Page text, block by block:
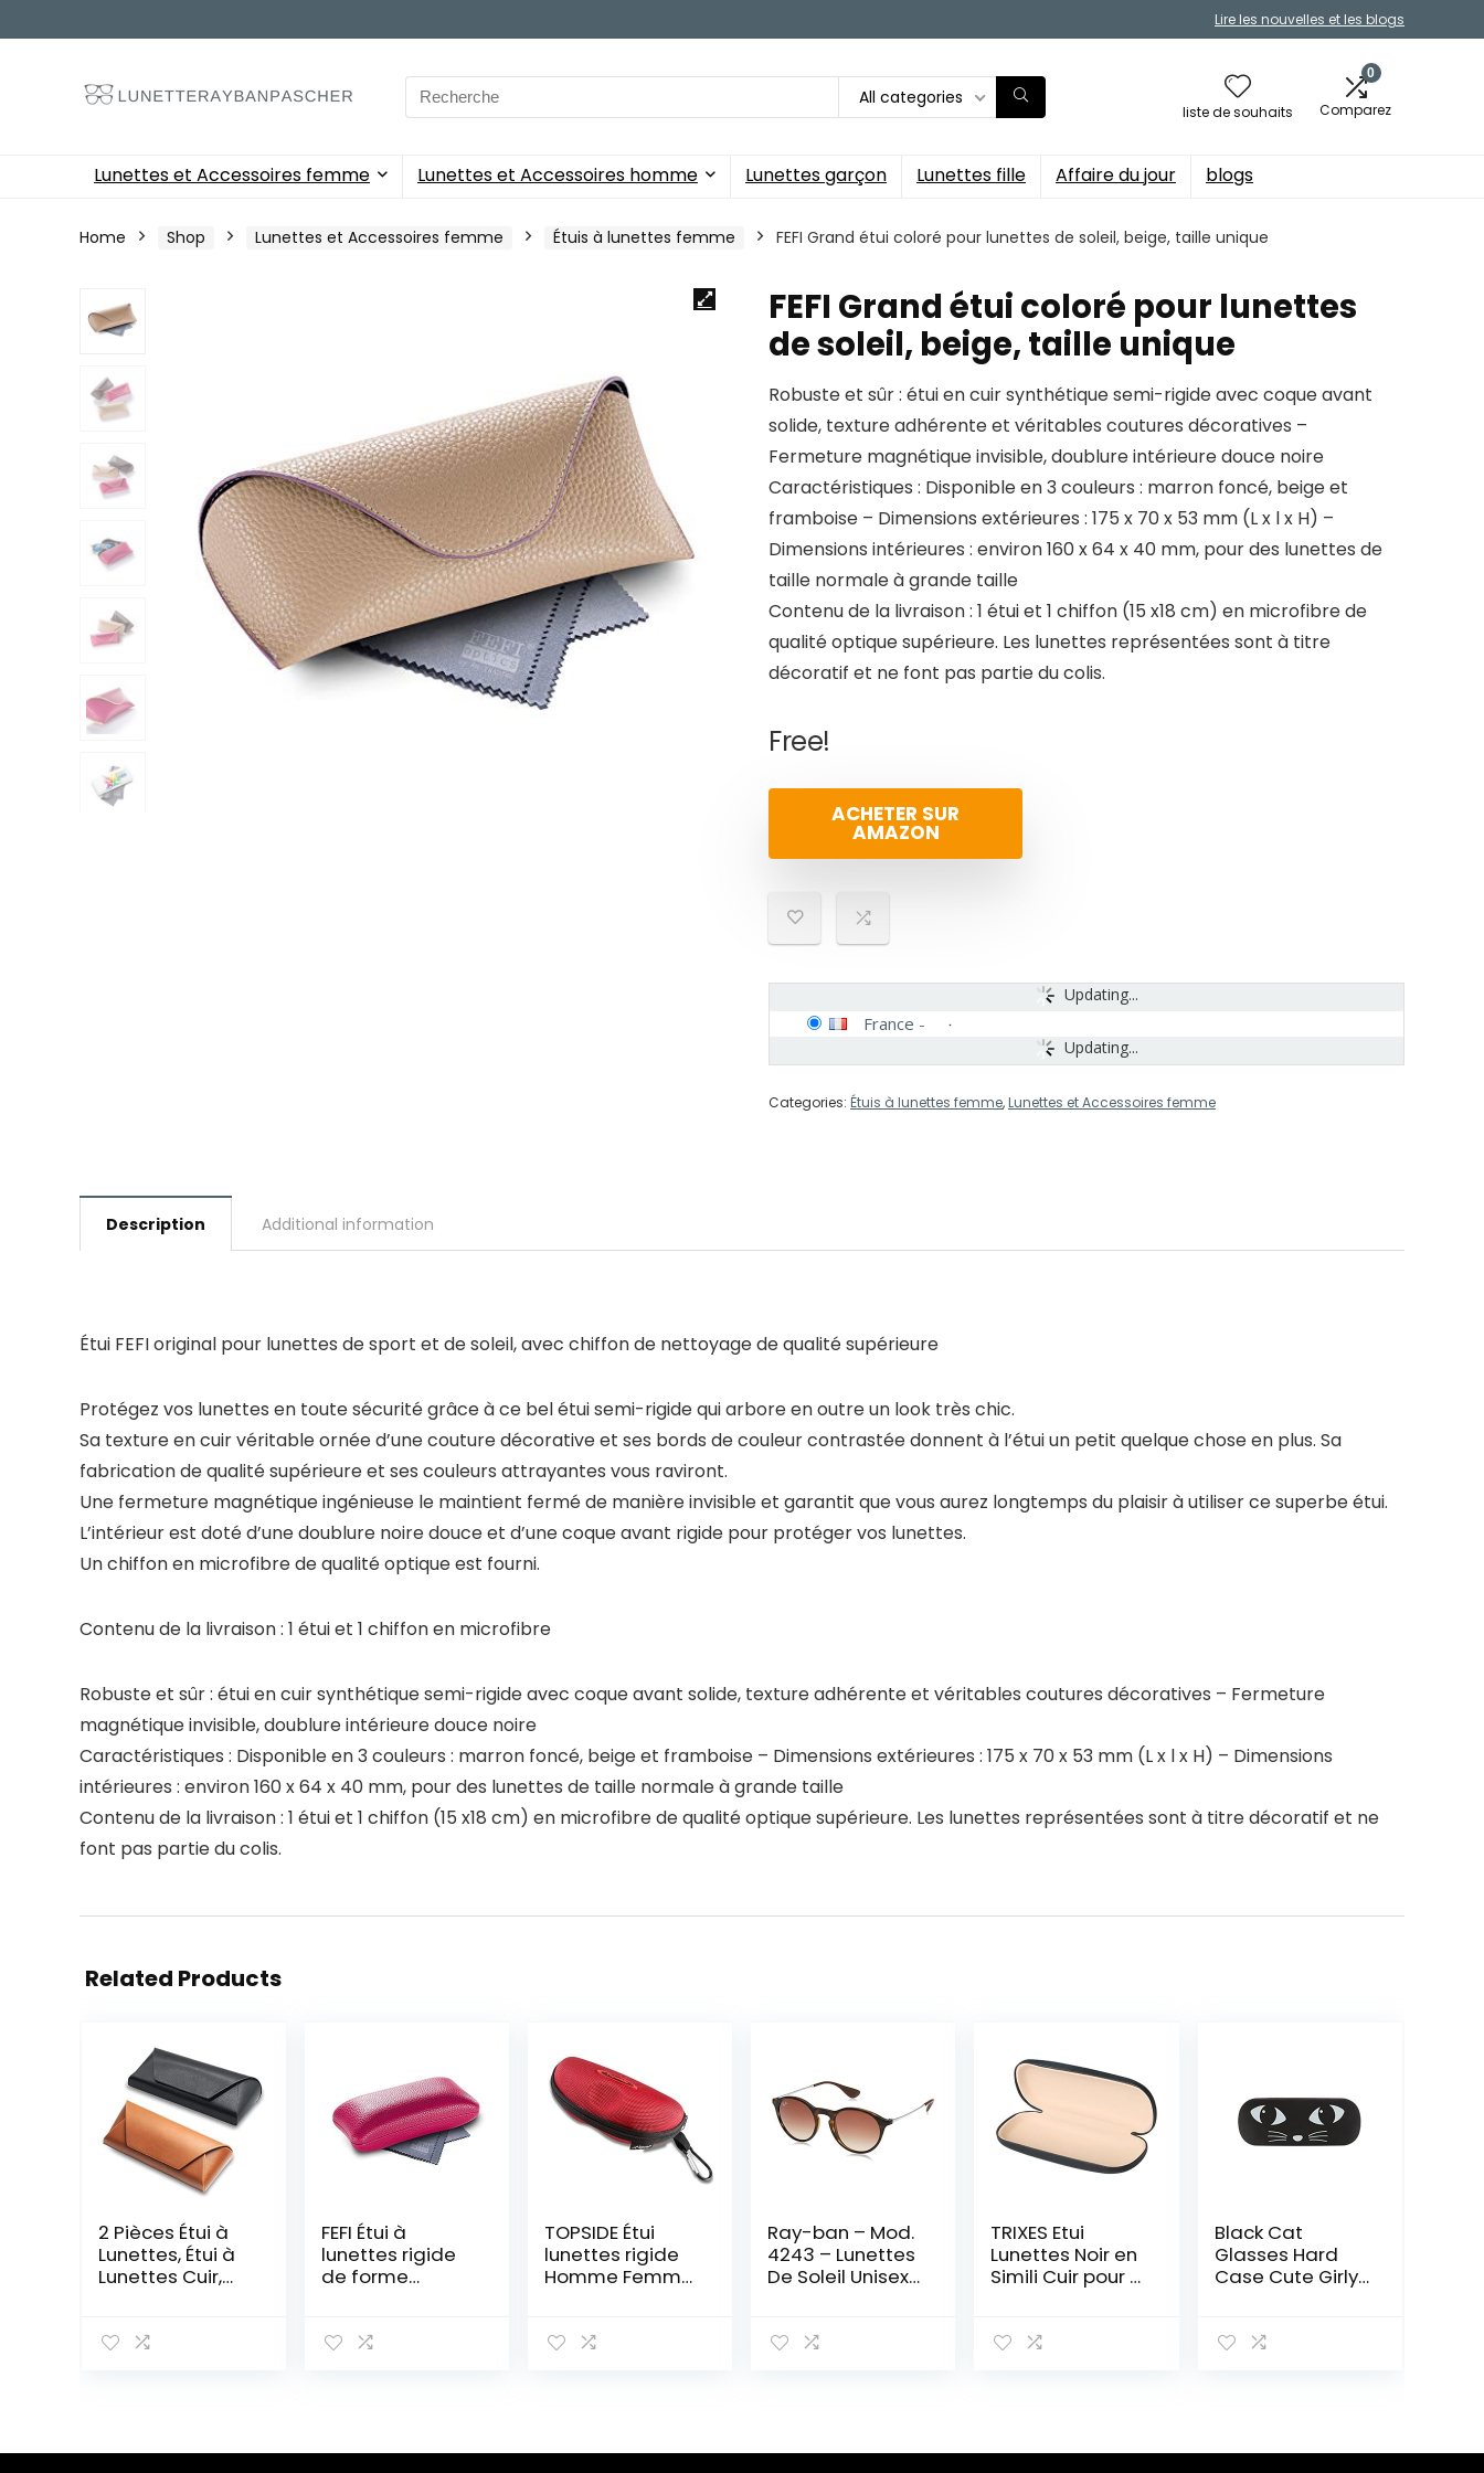
Lire les nouvelles et les blogs
Search
for:
All categories
liste de souhaits
0
Comparez
Lunettes et Accessoires femme Lunettes et Accessoires homme Lunettes garçon Lunettes fille Affaire du jour blogs
Home Shop Lunettes et Accessoires femme Étuis à lunettes femme FEFI Grand étui coloré pour lunettes de soleil, beige, taille unique
FEFI Grand étui coloré pour lunettes
de soleil, beige, taille unique
Robuste et sûr : étui en cuir synthétique semi-rigide avec coque avant
solide, texture adhérente et véritables coutures décoratives –
Fermeture magnétique invisible, doublure intérieure douce noire
Caractéristiques : Disponible en 3 couleurs : marron foncé, beige et
framboise – Dimensions extérieures : 175 x 70 x 53 mm (L x l x H) –
Dimensions intérieures : environ 160 x 64 x 40 mm, pour des lunettes de
taille normale à grande taille
Contenu de la livraison : 1 étui et 1 chiffon (15 x18 cm) en microfibre de
qualité optique supérieure. Les lunettes représentées sont à titre
décoratif et ne font pas partie du colis.
Free!
ACHETER SUR
AMAZON
Updating...
Updating...
France -
Categories: Étuis à lunettes femme,Lunettes et Accessoires femme
Description Additional information
Étui FEFI original pour lunettes de sport et de soleil, avec chiffon de nettoyage de qualité supérieure
Protégez vos lunettes en toute sécurité grâce à ce bel étui semi-rigide qui arbore en outre un look très chic.
Sa texture en cuir véritable ornée d’une couture décorative et ses bords de couleur contrastée donnent à l’étui un petit quelque chose en plus. Sa
fabrication de qualité supérieure et ses couleurs attrayantes vous raviront.
Une fermeture magnétique ingénieuse le maintient fermé de manière invisible et garantit que vous aurez longtemps du plaisir à utiliser ce superbe étui.
L’intérieur est doté d’une doublure noire douce et d’une coque avant rigide pour protéger vos lunettes.
Un chiffon en microfibre de qualité optique est fourni.
Contenu de la livraison : 1 étui et 1 chiffon en microfibre
Robuste et sûr : étui en cuir synthétique semi-rigide avec coque avant solide, texture adhérente et véritables coutures décoratives – Fermeture
magnétique invisible, doublure intérieure douce noire
Caractéristiques : Disponible en 3 couleurs : marron foncé, beige et framboise – Dimensions extérieures : 175 x 70 x 53 mm (L x l x H) – Dimensions
intérieures : environ 160 x 64 x 40 mm, pour des lunettes de taille normale à grande taille
Contenu de la livraison : 1 étui et 1 chiffon (15 x18 cm) en microfibre de qualité optique supérieure. Les lunettes représentées sont à titre décoratif et ne
font pas partie du colis.
Related Products
2 Pièces Étui à
Lunettes, Étui à
Lunettes Cuir,
Souple Pochette
Femmes,
FEFI Étui à
lunettes rigide
de forme
nettoyage et
TOPSIDE Étui
lunettes rigide
Homme Femme
Mousqueton, un
Microfibre
Ray-ban – Mod.
4243 – Lunettes
De Soleil Unisex-
havana), taille
TRIXES Etui
Lunettes Noir en
Simili Cuir pour à
Lunettes Rigide
Black Cat
Glasses Hard
Case Cute Girly
Kawaii